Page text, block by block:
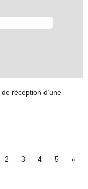
réception d’une
2 3 4 5 »